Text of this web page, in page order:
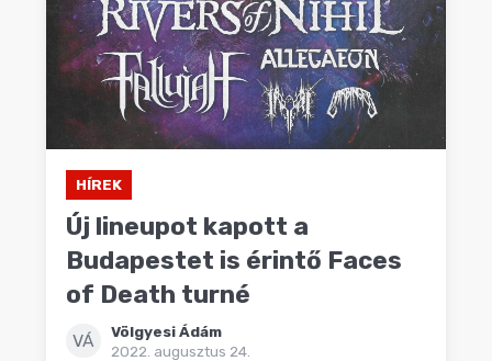
HÍREK
Új lineupot kapott a
Budapestet is érintő Faces
of Death turné
VÁ
Völgyesi Ádám
2022. augusztus 24.